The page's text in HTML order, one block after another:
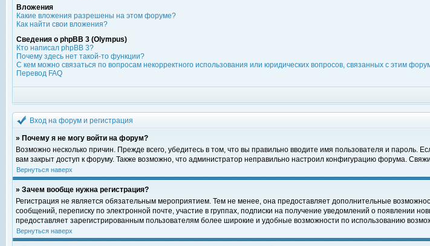
Вложения
Какие вложения разрешены на этом форуме?
Как найти свои вложения?
Сведения о phpBB 3 (Olympus)
Кто написал phpBB 3?
Почему здесь нет такой-то функции?
С кем можно связаться по вопросам некорректного использования или юридических вопросов, связанных с этим
Перевод FAQ
Вход на форум и регистрация
» Почему я не могу войти на форум?
Возможно несколько причин. Прежде всего, убедитесь в том, что вы правильно вводите имя пользователя и
вам закрыт доступ к форуму. Также возможно, что администратор неправильно настроил конфигурацию форума.
Вернуться наверх
» Зачем вообще нужна регистрация?
Регистрация не является обязательным мероприятием. Тем не менее, она предоставляет дополнительные
сообщений, переписку по электронной почте, участие в группах, подписки на получение уведомлений о появлении
предоставляет зарегистрированным пользователям более широкие и удобные возможности по использованию
Вернуться наверх